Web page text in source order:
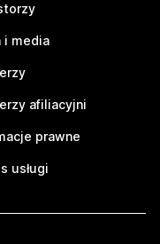
i media
afiliacyjni
prawne
usługi